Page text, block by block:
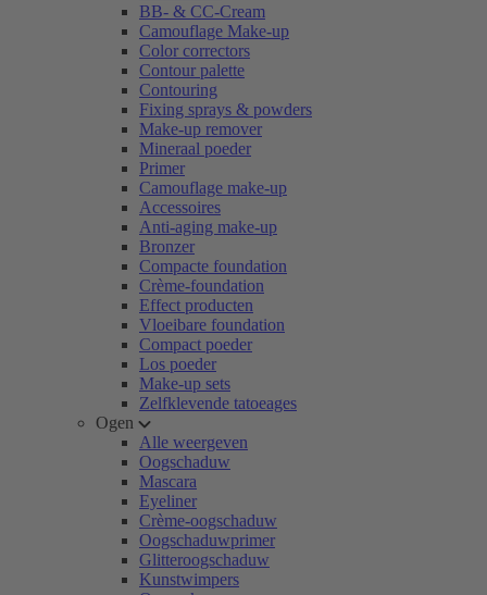
BB- & CC-Cream
Camouflage Make-up
Color correctors
Contour palette
Contouring
Fixing sprays & powders
Make-up remover
Mineraal poeder
Primer
Camouflage make-up
Accessoires
Anti-aging make-up
Bronzer
Compacte foundation
Crème-foundation
Effect producten
Vloeibare foundation
Compact poeder
Los poeder
Make-up sets
Zelfklevende tatoeages
Ogen
Alle weergeven
Oogschaduw
Mascara
Eyeliner
Crème-oogschaduw
Oogschaduwprimer
Glitteroogschaduw
Kunstwimpers